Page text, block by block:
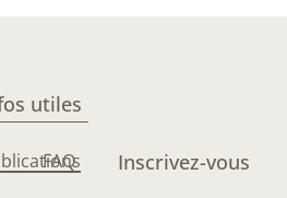
utiles
FAQ Inscrivez-vous